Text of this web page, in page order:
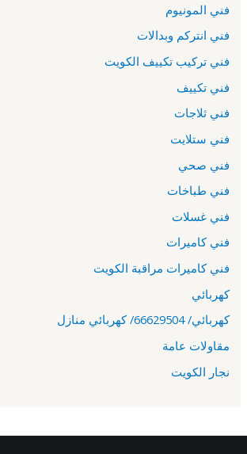
فني المونيوم
فني انتركم وبدالات
فني تركيب تكييف الكويت
فني تكييف
فني ثلاجات
فني ستلايت
فني صحي
فني طباخات
فني غسلات
فني كاميرات
فني كاميرات مراقبة الكويت
كهربائي
كهربائي/ 66629504/ كهربائي منازل
مقاولات عامة
نجار الكويت